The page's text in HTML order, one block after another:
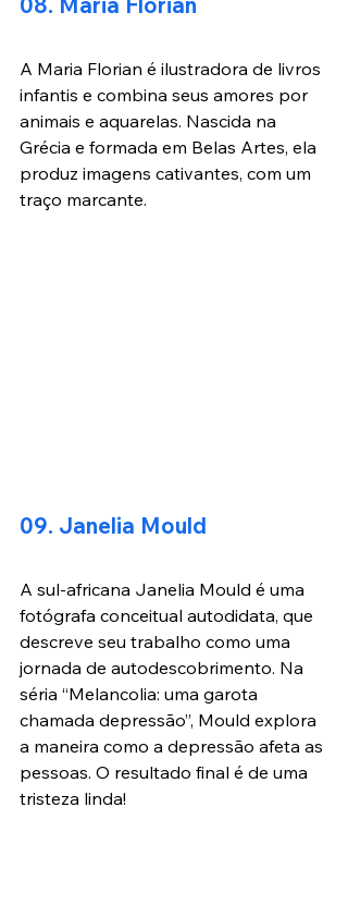
A Maria Florian é ilustradora de livros
infantis e combina seus amores por
animais e aquarelas. Nascida na
Grécia e formada em Belas Artes, ela
produz imagens cativantes, com um
traço marcante.
09. Janelia Mould
A sul-africana Janelia Mould é uma
fotógrafa conceitual autodidata, que
descreve seu trabalho como uma
jornada de autodescobrimento. Na
séria “Melancolia: uma garota
chamada depressão”, Mould explora
a maneira como a depressão afeta as
pessoas. O resultado final é de uma
tristeza linda!